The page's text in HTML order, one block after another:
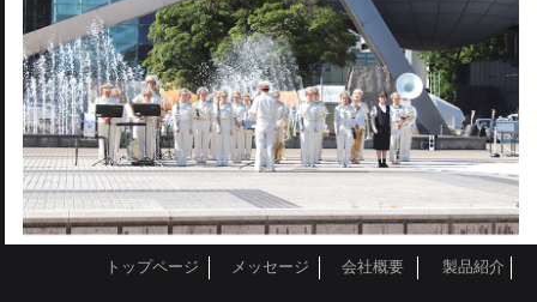
トップページ メッセージ 会社概要 製品紹介